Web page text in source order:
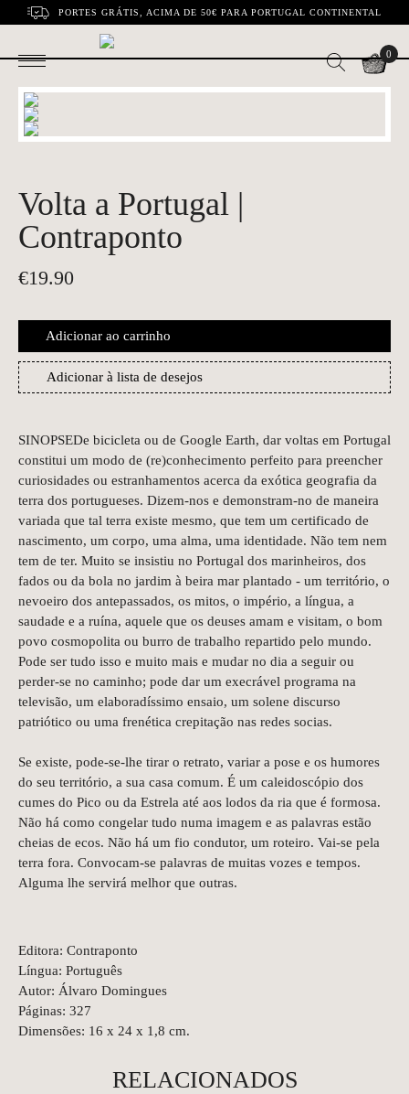
PORTES GRÁTIS, ACIMA DE 50€ PARA PORTUGAL CONTINENTAL
0
Volta a Portugal |
Contraponto
€19.90
Adicionar ao carrinho
Adicionar à lista de desejos
SINOPSEDe bicicleta ou de Google Earth, dar voltas em Portugal
constitui um modo de (re)conhecimento perfeito para preencher
curiosidades ou estranhamentos acerca da exótica geografia da
terra dos portugueses. Dizem-nos e demonstram-no de maneira
variada que tal terra existe mesmo, que tem um certificado de
nascimento, um corpo, uma alma, uma identidade. Não tem nem
tem de ter. Muito se insistiu no Portugal dos marinheiros, dos
fados ou da bola no jardim à beira mar plantado - um território, o
nevoeiro dos antepassados, os mitos, o império, a língua, a
saudade e a ruína, aquele que os deuses amam e visitam, o bom
povo cosmopolita ou burro de trabalho repartido pelo mundo.
Pode ser tudo isso e muito mais e mudar no dia a seguir ou
perder-se no caminho; pode dar um execrável programa na
televisão, um elaboradíssimo ensaio, um solene discurso
patriótico ou uma frenética crepitação nas redes socias.
Se existe, pode-se-lhe tirar o retrato, variar a pose e os humores
do seu território, a sua casa comum. É um caleidoscópio dos
cumes do Pico ou da Estrela até aos lodos da ria que é formosa.
Não há como congelar tudo numa imagem e as palavras estão
cheias de ecos. Não há um fio condutor, um roteiro. Vai-se pela
terra fora. Convocam-se palavras de muitas vozes e tempos.
Alguma lhe servirá melhor que outras.
Editora: Contraponto
Língua: Português
Autor: Álvaro Domingues
Páginas: 327
Dimensões: 16 x 24 x 1,8 cm.
RELACIONADOS